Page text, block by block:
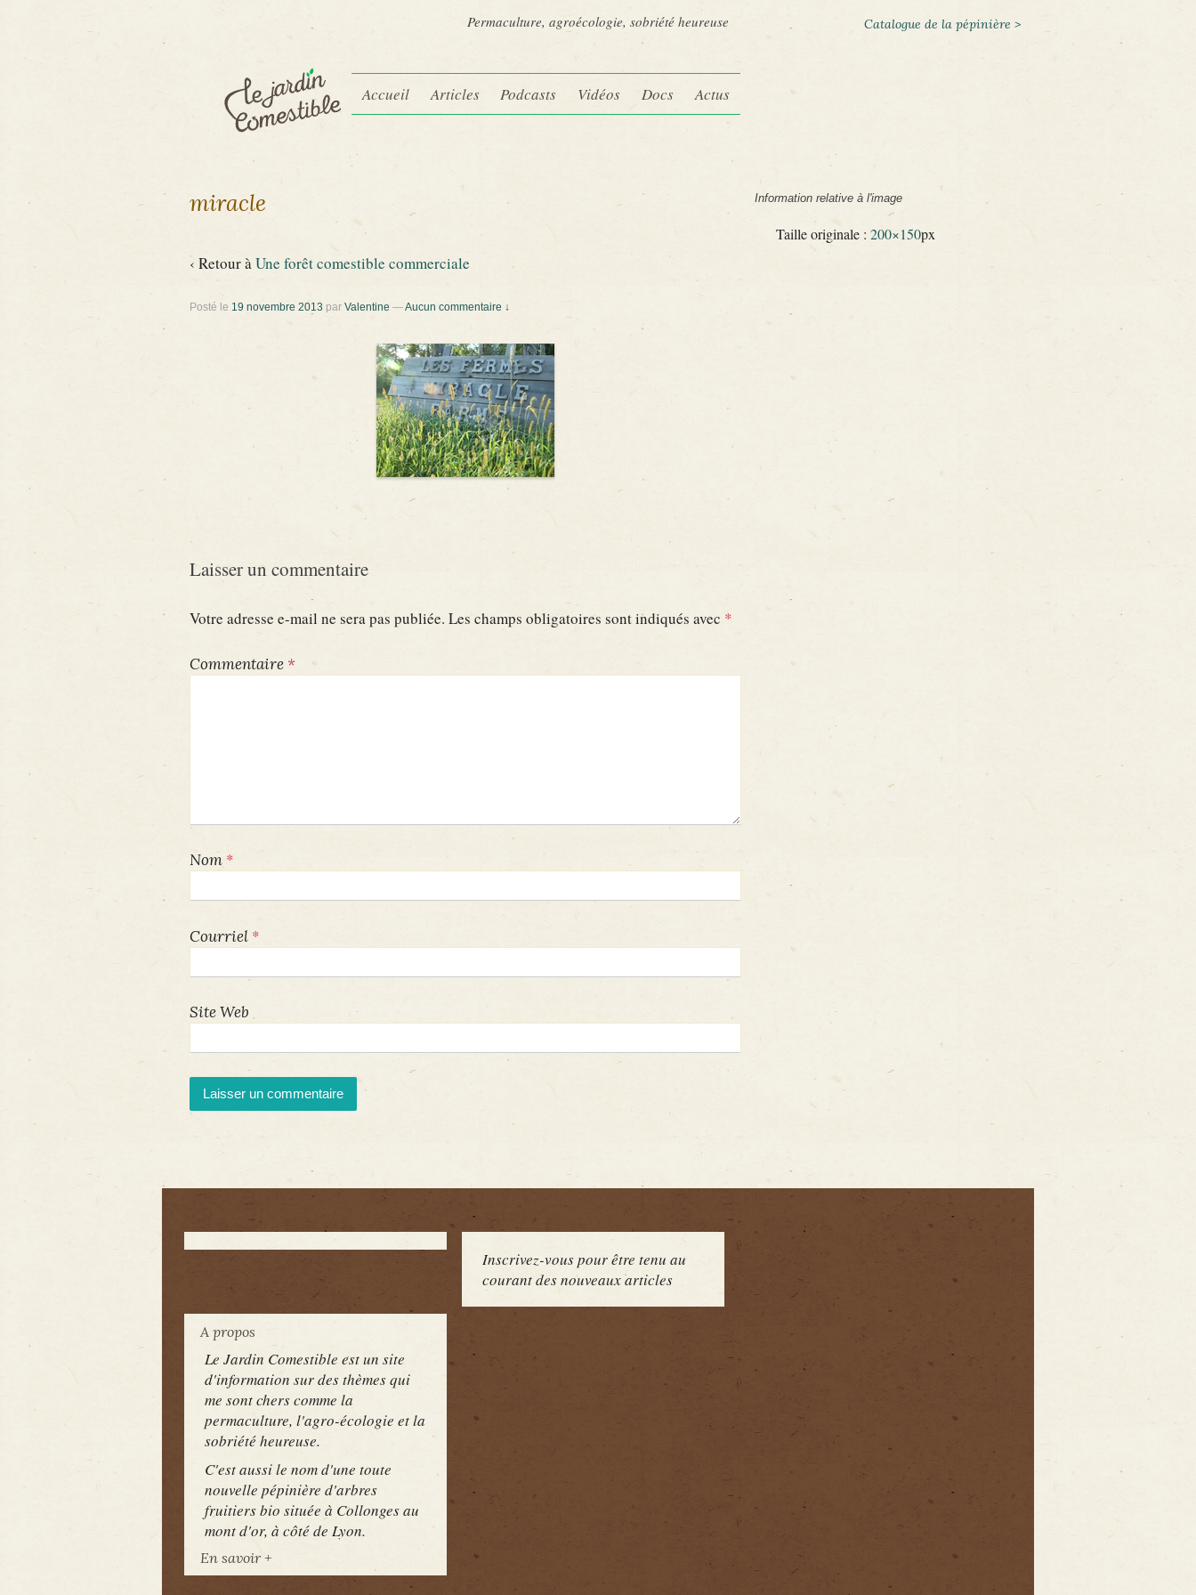
Permaculture, agroécologie, sobriété heureuse Catalogue de la pépinière >
Accueil Articles Podcasts Vidéos Docs Actus
miracle
‹ Retour àUne forêt comestible commerciale
Posté le 19 novembre 2013 parValentine —Aucun commentaire ↓
Laisser un commentaire
Votre adresse e-mail ne sera pas publiée. Les champs obligatoires sont indiqués avec *
Commentaire *
Nom *
Courriel *
Site Web
Information relative à l'image
Taille originale :200×150px
Inscrivez-vous pour être tenu au
courant des nouveaux articles
A propos
Le Jardin Comestible est un site
d'information sur des thèmes qui
me sont chers comme la
permaculture, l'agro-écologie et la
sobriété heureuse.
C'est aussi le nom d'une toute
nouvelle pépinière d'arbres
fruitiers bio située à Collonges au
mont d'or, à côté de Lyon.
En savoir +